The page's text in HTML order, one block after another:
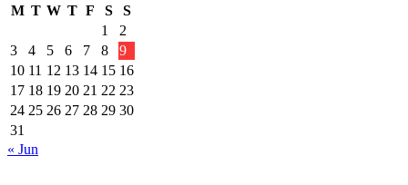
M T W T F S
S
1
2
3
4 5 6 7 8
9
10 11 12 13 14 15 16
17 18 19 20 21 22 23
24 25 26 27 28 29 30
31
« Jun